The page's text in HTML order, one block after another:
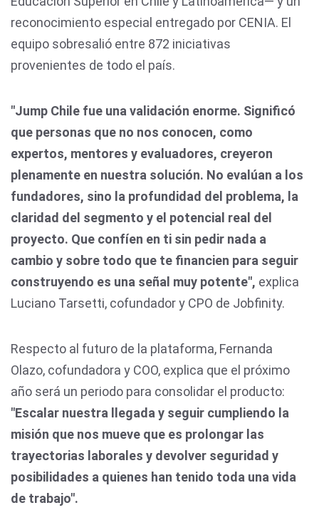
reconocimiento especial entregado por CENIA. El
equipo sobresalió entre 872 iniciativas
provenientes de todo el país.
"Jump Chile fue una validación enorme. Significó
que personas que no nos conocen, como
expertos, mentores y evaluadores, creyeron
plenamente en nuestra solución. No evalúan a los
fundadores, sino la profundidad del problema, la
claridad del segmento y el potencial real del
proyecto. Que confíen en ti sin pedir nada a
cambio y sobre todo que te financien para seguir
construyendo es una señal muy potente", explica
Luciano Tarsetti, cofundador y CPO de Jobfinity.
Respecto al futuro de la plataforma, Fernanda
Olazo, cofundadora y COO, explica que el próximo
año será un periodo para consolidar el producto:
"Escalar nuestra llegada y seguir cumpliendo la
misión que nos mueve que es prolongar las
trayectorias laborales y devolver seguridad y
posibilidades a quienes han tenido toda una vida
de trabajo".